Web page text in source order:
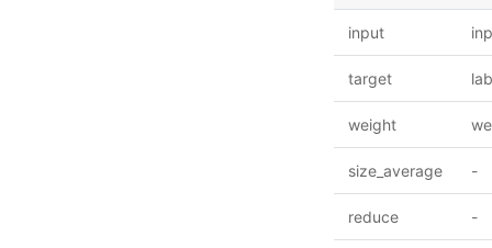
input
target
weight
size_average -
reduce -